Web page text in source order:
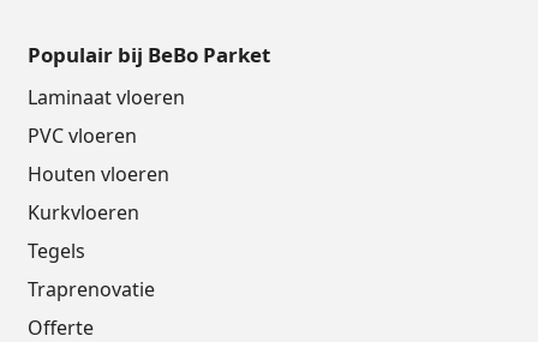
Populair bij BeBo Parket
Laminaat vloeren
PVC vloeren
Houten vloeren
Kurkvloeren
Tegels
Traprenovatie
Offerte